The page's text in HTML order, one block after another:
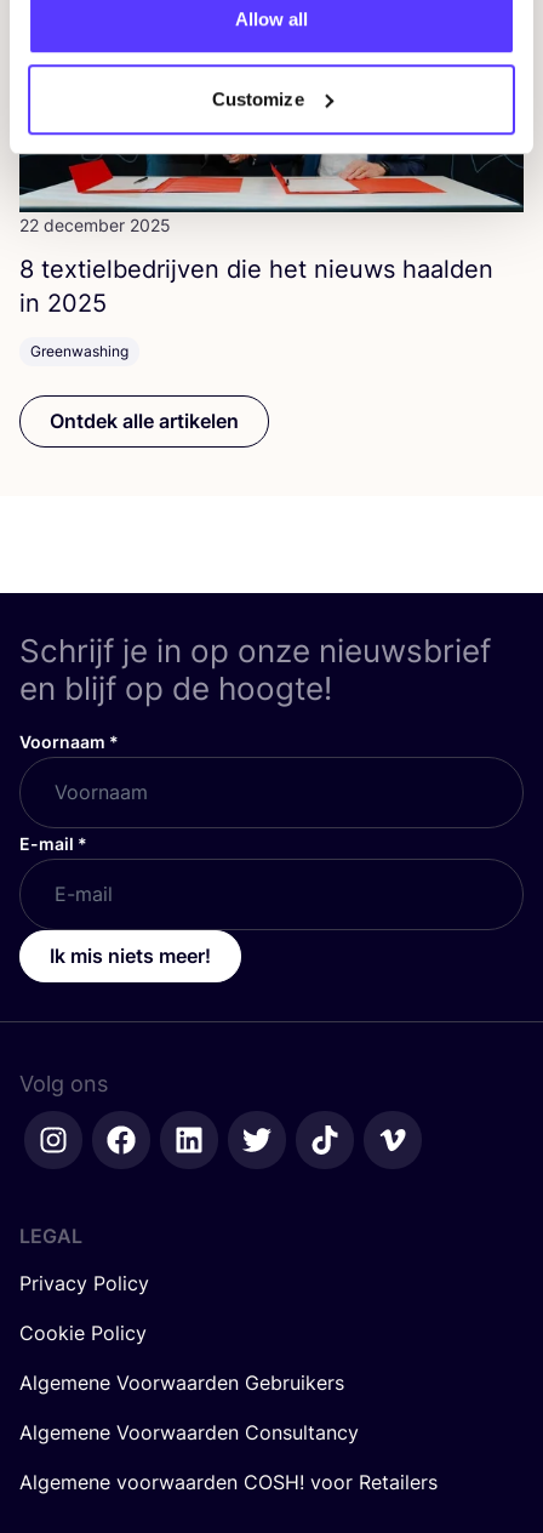
Allow all
Customize
22 december 2025
8 tex­tiel­be­drij­ven die het nieuws haal­den
in 2025
Greenwashing
Ontdek alle artikelen
Schrijf je in op onze nieuwsbrief
en blijf op de hoogte!
Voornaam *
E-mail *
Ik mis niets meer!
Volg ons
LEGAL
Privacy Policy
Cookie Policy
Algemene Voorwaarden Gebruikers
Algemene Voorwaarden Consultancy
Algemene voorwaarden COSH! voor Retailers